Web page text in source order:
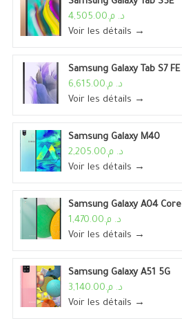
د. م.4,505.00
Voir les détails →
Samsung Galaxy Tab S7 FE
د. م.6,615.00
Voir les détails →
Samsung Galaxy M40
د. م.2,205.00
Voir les détails →
Samsung Galaxy A04 Core
د. م.1,470.00
Voir les détails →
Samsung Galaxy A51 5G
د. م.3,140.00
Voir les détails →